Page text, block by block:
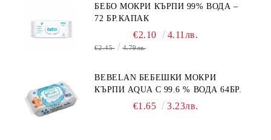
БЕБО МОКРИ КЪРПИ 99% ВОДА –
72 БР.КАПАК
€2.10 4.11лв.
€2.45 4.79лв.
BEBELAN БЕБЕШКИ МОКРИ
КЪРПИ AQUA С 99.6 % ВОДА 64БР.
€1.65 3.23лв.